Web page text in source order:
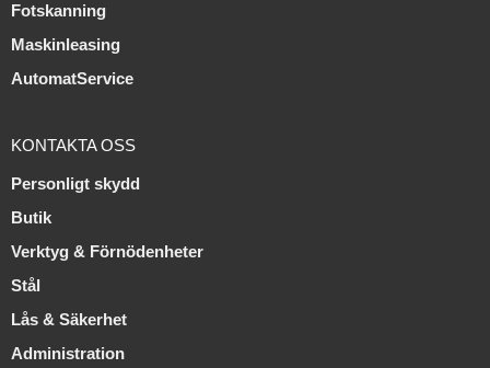
Fotskanning
Maskinleasing
AutomatService
KONTAKTA OSS
Personligt skydd
Butik
Verktyg & Förnödenheter
Stål
Lås & Säkerhet
Administration